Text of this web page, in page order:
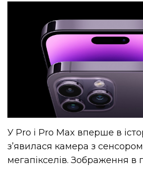
У Pro і Pro Max вперше в
з’явилася камера з
мегапікселів. Зображення в